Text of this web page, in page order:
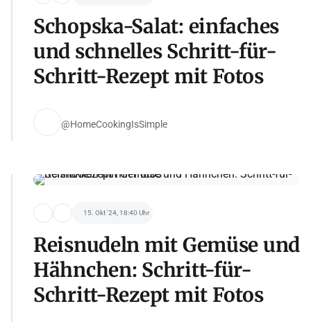
Schopska-Salat: einfaches
und schnelles Schritt-für-
Schritt-Rezept mit Fotos
@HomeCookingIsSimple
15. Okt '24, 18:40 Uhr
Reisnudeln mit Gemüse und
Hähnchen: Schritt-für-
Schritt-Rezept mit Fotos